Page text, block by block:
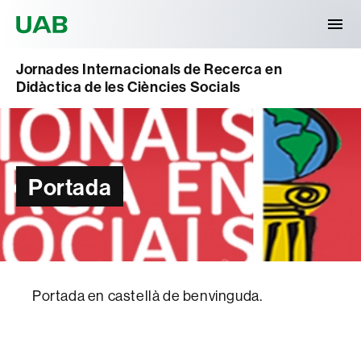
Jornades Internacionals de Recerca en
Didàctica de les Ciències Socials
Portada
Portada en castellà de benvinguda.